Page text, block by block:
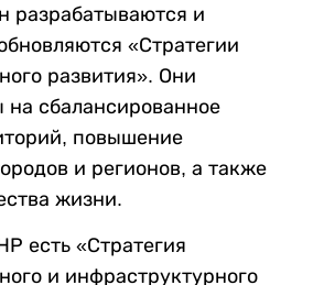
разрабатываются и
«Стратегии
развития». Они
на сбалансированное
повышение
и регионов, а также
жизни.
есть «Стратегия
и инфраструктурного